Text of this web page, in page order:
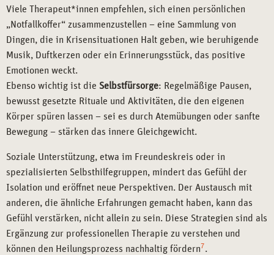
Viele Therapeut*innen empfehlen, sich einen persönlichen
„Notfallkoffer“ zusammenzustellen – eine Sammlung von
Dingen, die in Krisensituationen Halt geben, wie beruhigende
Musik, Duftkerzen oder ein Erinnerungsstück, das positive
Emotionen weckt.
Ebenso wichtig ist die Selbstfürsorge: Regelmäßige Pausen,
bewusst gesetzte Rituale und Aktivitäten, die den eigenen
Körper spüren lassen – sei es durch Atemübungen oder sanfte
Bewegung – stärken das innere Gleichgewicht.
Soziale Unterstützung, etwa im Freundeskreis oder in
spezialisierten Selbsthilfegruppen, mindert das Gefühl der
Isolation und eröffnet neue Perspektiven. Der Austausch mit
anderen, die ähnliche Erfahrungen gemacht haben, kann das
Gefühl verstärken, nicht allein zu sein. Diese Strategien sind als
Ergänzung zur professionellen Therapie zu verstehen und
können den Heilungsprozess nachhaltig fördern7.